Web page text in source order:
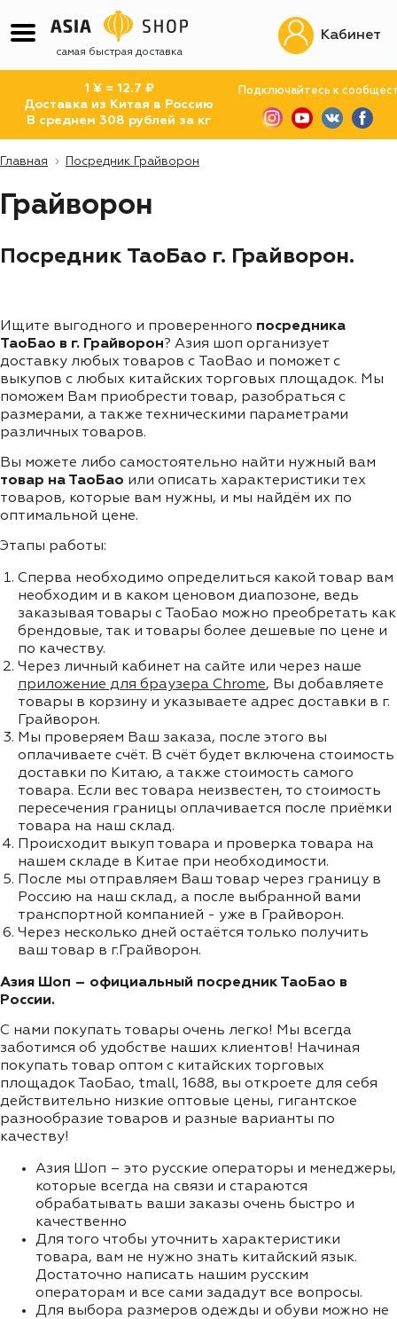
самая быстрая доставка
1 ¥ = 12.7 ₽
Доставка из Китая в Россию
В среднем 308 рублей за кг
Подключайтесь к
Кабинет
Главная Посредник Грайворон
Грайворон
Посредник ТаоБао г. Грайворон.
Ищите выгодного и проверенного посредника
ТаоБао в г. Грайворон? Азия шоп организует
доставку любых товаров с TaoBao и поможет с
выкупов с любых китайских торговых площадок. Мы
поможем Вам приобрести товар, разобраться с
размерами, а также техническими параметрами
различных товаров.
Вы можете либо самостоятельно найти нужный вам
товар на ТаоБао или описать характеристики тех
товаров, которые вам нужны, и мы найдём их по
оптимальной цене.
Этапы работы:
Сперва необходимо определиться какой товар вам
необходим и в каком ценовом диапозоне, ведь
заказывая товары с ТаоБао можно преобретать как
брендовые, так и товары более дешевые по цене и
по качеству.
Через личный кабинет на сайте или через наше
приложение для браузера Chrome, Вы добавляете
товары в корзину и указываете адрес доставки в г.
Грайворон.
Мы проверяем Ваш заказа, после этого вы
оплачиваете счёт. В счёт будет включена стоимость
доставки по Китаю, а также стоимость самого
товара. Если вес товара неизвестен, то стоимость
пересечения границы оплачивается после приёмки
товара на наш склад.
Происходит выкуп товара и проверка товара на
нашем складе в Китае при необходимости.
После мы отправляем Ваш товар через границу в
Россию на наш склад, а после выбранной вами
транспортной компанией - уже в Грайворон.
Через несколько дней остаётся только получить
ваш товар в г.Грайворон.
Азия Шоп – официальный посредник ТаоБао в
России.
С нами покупать товары очень легко! Мы всегда
заботимся об удобстве наших клиентов! Начиная
покупать товар оптом с китайских торговых
площадок ТаоБао, tmall, 1688, вы откроете для себя
действительно низкие оптовые цены, гигантское
разнообразие товаров и разные варианты по
качеству!
Азия Шоп – это русские операторы и менеджеры,
которые всегда на связи и стараются
обрабатывать ваши заказы очень быстро и
качественно
Для того чтобы уточнить характеристики
товара, вам не нужно знать китайский язык.
Достаточно написать нашим русским
операторам и все сами зададут все вопросы.
Для выбора размеров одежды и обуви можно не